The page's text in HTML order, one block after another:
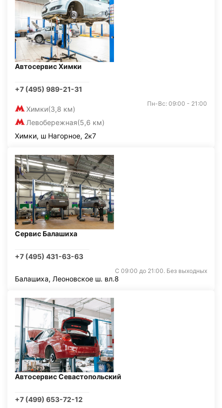
Автосервис Химки
+7 (495) 989-21-31
Химки(3,8 км)
Левобережная(5,6 км)
Пн-Вс: 09:00 - 21:00
Химки, ш Нагорное, 2к7
Сервис Балашиха
+7 (495) 431-63-63
С 09:00 до 21:00. Без выходных
Балашиха, Леоновское ш. вл.8
Автосервис Севастопольский
+7 (499) 653-72-12